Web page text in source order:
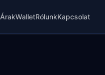
ÁrakWalletRólunkKapcsolat